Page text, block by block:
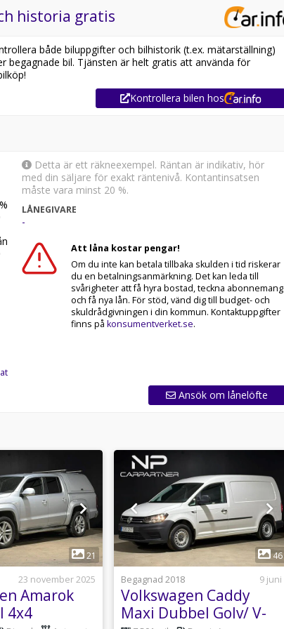
eller My Money Pay
TDI, 177 hk, Manuell, 2019, Skåpbil, Transportbil,
Vattenpump bytt, Välservad, Servicebok, Lång, Hög,
Farthållare, AC, Bluetooth, Elhissar,
Volkswagen LT, Mercedes-Benz Sprinter,
MAN TGE, Renault Master, Opel Movano, Nissan
Iveco Daily, Toyota Proace Max, Maxus Deliver 9.
historia gratis
både biluppgifter och bilhistorik (t.ex. mätarställning)
begagnade bil. Tjänsten är helt gratis att använda för
Kontrollera bilen hos
%
Detta är ett räkneexempel. Räntan är indikativ, hör
med din säljare för exakt räntenivå. Kontantinsatsen
måste vara minst 20 %.
LÅNEGIVARE
-
Att låna kostar pengar!
Om du inte kan betala tillbaka skulden i tid riskerar
du en betalningsanmärkning. Det kan leda till
svårigheter att få hyra bostad, teckna abonnemang
och få nya lån. För stöd, vänd dig till budget- och
skuldrådgivningen i din kommun. Kontaktuppgifter
finns på konsumentverket.se.
Ansök om lånelöfte
1
21
23 november 2025
Amarok
4x4
1
46
Begagnad 2018
9 juni
Volkswagen Caddy
Maxi Dubbel Golv/ V-